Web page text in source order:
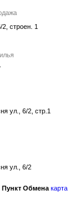
строен. 1
ул., 6/2, стр.1
ул., 6/2
Обмена карта